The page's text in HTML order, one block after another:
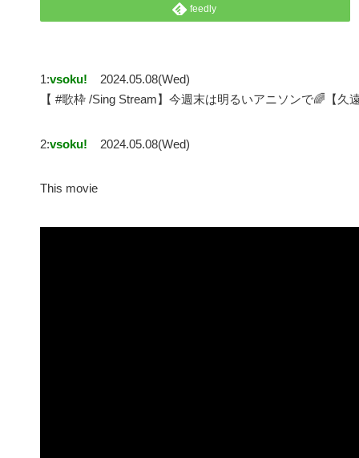
feedly
1:vsoku!
2024.05.08(Wed)
【 #歌枠 /Sing Stream】今週末は明るいアニソンで🌈【久
2:vsoku! 2024.05.08(Wed)
This movie